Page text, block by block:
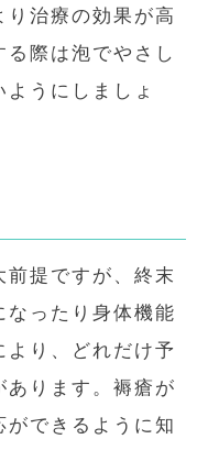
り治療の効果が高
る際は泡でやさし
うにしましょ
提ですが、終末
なったり身体機能
り、どれだけ予
あります。褥瘡が
できるように知